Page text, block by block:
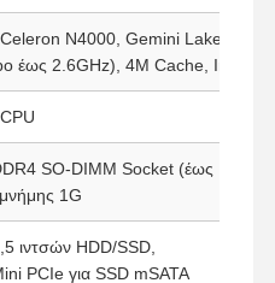
N4000, Gemini Lake, 2
έως 2.6GHz), 4M Cache, Intel
SO-DIMM Socket (έως 16G)
1G
ιντσών HDD/SSD,
PCIe για SSD mSATA